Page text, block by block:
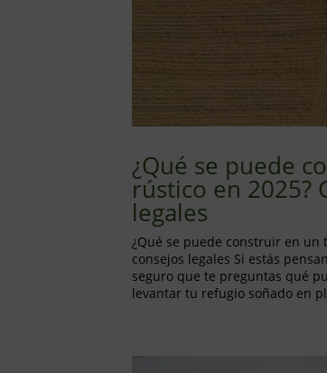
¿Qué se puede
rústico en 2025?
legales
¿Qué se puede construir en un
consejos legales Si estás
seguro que te preguntas qué
levantar tu refugio soñado en